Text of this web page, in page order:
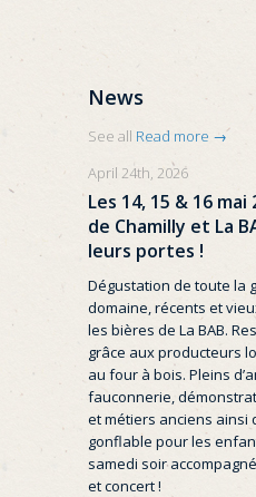
News
See all Read more →
April 24th, 2026
Les 14, 15 & 16
de Chamilly et La
leurs portes !
Dégustation de toute la
domaine, récents et
les bières de La BAB.
grâce aux producteurs
au four à bois. Pleins
fauconnerie,
et métiers anciens ainsi
gonflable pour les
samedi soir
et concert !